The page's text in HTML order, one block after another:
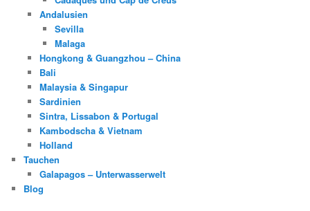
Andalusien
Sevilla
Malaga
Hongkong & Guangzhou – China
Bali
Malaysia & Singapur
Sardinien
Sintra, Lissabon & Portugal
Kambodscha & Vietnam
Holland
Tauchen
Galapagos – Unterwasserwelt
Blog